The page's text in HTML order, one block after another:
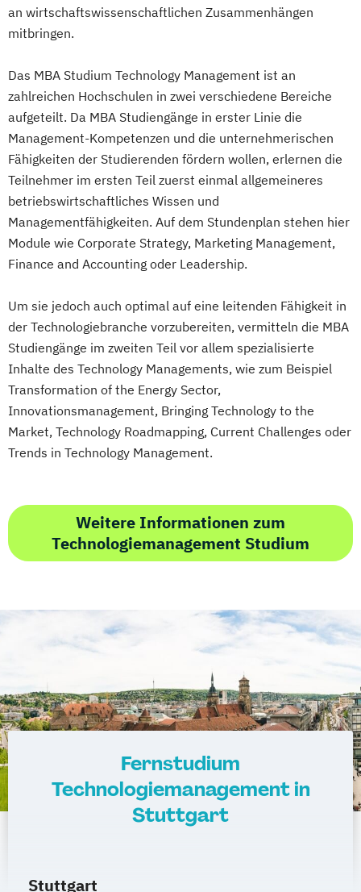
an wirtschaftswissenschaftlichen Zusammenhängen
mitbringen.
Das MBA Studium Technology Management ist an
zahlreichen Hochschulen in zwei verschiedene Bereiche
aufgeteilt. Da MBA Studiengänge in erster Linie die
Management-Kompetenzen und die unternehmerischen
Fähigkeiten der Studierenden fördern wollen, erlernen die
Teilnehmer im ersten Teil zuerst einmal allgemeineres
betriebswirtschaftliches Wissen und
Managementfähigkeiten. Auf dem Stundenplan stehen hier
Module wie Corporate Strategy, Marketing Management,
Finance and Accounting oder Leadership.
Um sie jedoch auch optimal auf eine leitenden Fähigkeit in
der Technologiebranche vorzubereiten, vermitteln die MBA
Studiengänge im zweiten Teil vor allem spezialisierte
Inhalte des Technology Managements, wie zum Beispiel
Transformation of the Energy Sector,
Innovationsmanagement, Bringing Technology to the
Market, Technology Roadmapping, Current Challenges oder
Trends in Technology Management.
Weitere Informationen zum
Technologiemanagement Studium
Fernstudium
Technologiemanagement in
Stuttgart
Stuttgart